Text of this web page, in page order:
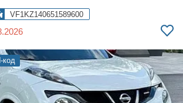
VF1KZ140651589600
код